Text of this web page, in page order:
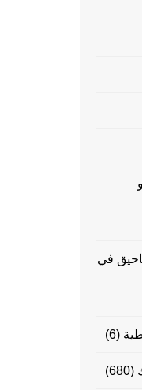
و
في
(6)
(680)